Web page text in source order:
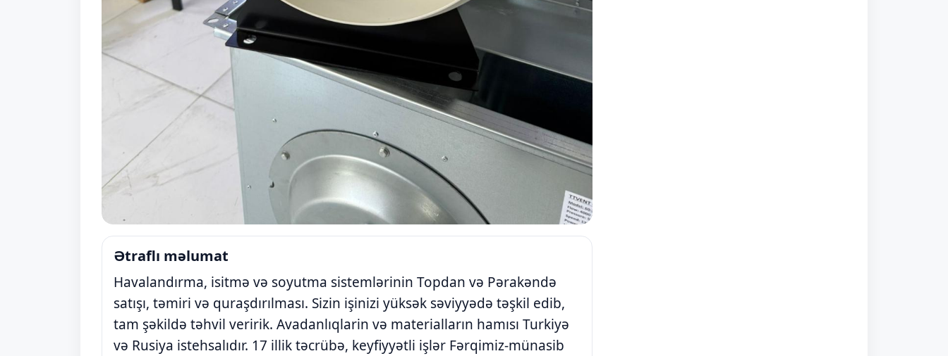
Ətraflı məlumat
Havalandırma, isitmə və soyutma sistemlərinin Topdan və Pərakəndə
satışı, təmiri və quraşdırılması. Sizin işinizi yüksək səviyyədə təşkil edib,
tam şəkildə təhvil veririk. Avadanlıqlarin və materialların hamısı Turkiyə
və Rusiya istehsalıdır. 17 illik təcrübə, keyfiyyətli işlər Fərqimiz-münasib